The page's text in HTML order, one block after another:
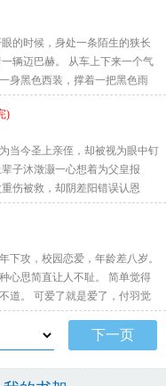
的时候，身处一条陌生的狭长
辆迈巴赫。 从车上下来一个气
身黑色西装，撑着一把黑色雨
)
当今圣上亲侄，却被视为眼中钉
子沐澂灏一心想着为父皇报
伤被救，却阴差阳错误认恩
下攻，校园恋爱，年龄差八岁。
心思简直让人不耻。 简单觉得
道。 可爱了就是爱了，付羽觉
下一页